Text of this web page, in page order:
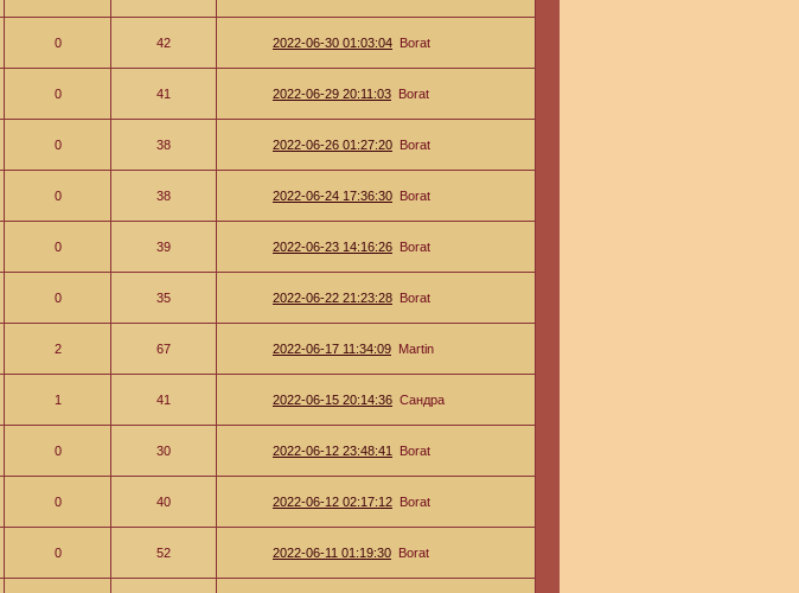
0 42 2022-06-30 01:03:04 Borat
0 41 2022-06-29 20:11:03 Borat
0 38 2022-06-26 01:27:20 Borat
0 38 2022-06-24 17:36:30 Borat
0 39 2022-06-23 14:16:26 Borat
0 35 2022-06-22 21:23:28 Borat
2 67 2022-06-17 11:34:09 Martin
1 41 2022-06-15 20:14:36 Сандра
0 30 2022-06-12 23:48:41 Borat
0 40 2022-06-12 02:17:12 Borat
0 52 2022-06-11 01:19:30 Borat